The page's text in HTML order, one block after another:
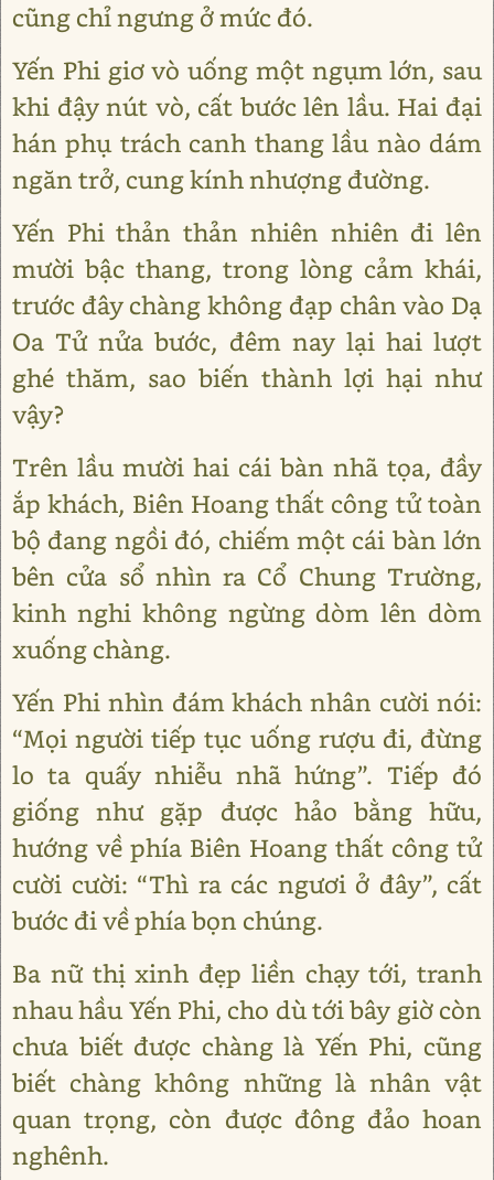
cũng chỉ ngưng ở mức đó.
Yến Phi giơ vò uống một ngụm lớn, sau
khi đậy nút vò, cất bước lên lầu. Hai đại
hán phụ trách canh thang lầu nào dám
ngăn trở, cung kính nhượng đường.
Yến Phi thản thản nhiên nhiên đi lên
mười bậc thang, trong lòng cảm khái,
trước đây chàng không đạp chân vào Dạ
Oa Tử nửa bước, đêm nay lại hai lượt
ghé thăm, sao biến thành lợi hại như
vậy?
Trên lầu mười hai cái bàn nhã tọa, đầy
ắp khách, Biên Hoang thất công tử toàn
bộ đang ngồi đó, chiếm một cái bàn lớn
bên cửa sổ nhìn ra Cổ Chung Trường,
kinh nghi không ngừng dòm lên dòm
xuống chàng.
Yến Phi nhìn đám khách nhân cười nói:
“Mọi người tiếp tục uống rượu đi, đừng
lo ta quấy nhiễu nhã hứng”. Tiếp đó
giống như gặp được hảo bằng hữu,
hướng về phía Biên Hoang thất công tử
cười cười: “Thì ra các ngươi ở đây”, cất
bước đi về phía bọn chúng.
Ba nữ thị xinh đẹp liền chạy tới, tranh
nhau hầu Yến Phi, cho dù tới bây giờ còn
chưa biết được chàng là Yến Phi, cũng
biết chàng không những là nhân vật
quan trọng, còn được đông đảo hoan
nghênh.